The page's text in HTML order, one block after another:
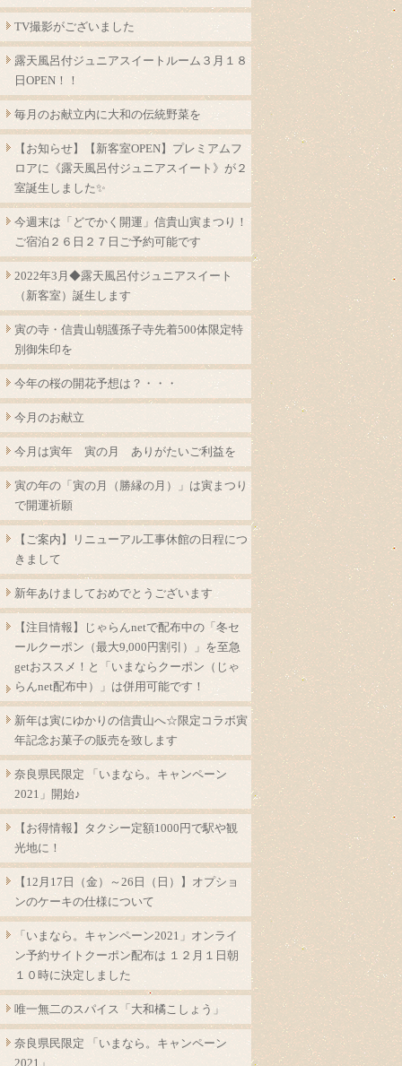
TV撮影がございました
露天風呂付ジュニアスイートルーム３月１８
日OPEN！！
毎月のお献立内に大和の伝統野菜を
【お知らせ】【新客室OPEN】プレミアムフ
ロアに《露天風呂付ジュニアスイート》が２
室誕生しました✨
今週末は「どでかく開運」信貴山寅まつり！
ご宿泊２６日２７日ご予約可能です
2022年3月◆露天風呂付ジュニアスイート
（新客室）誕生します
寅の寺・信貴山朝護孫子寺先着500体限定特
別御朱印を
今年の桜の開花予想は？・・・
今月のお献立
今月は寅年 寅の月 ありがたいご利益を
寅の年の「寅の月（勝縁の月）」は寅まつり
で開運祈願
【ご案内】リニューアル工事休館の日程につ
きまして
新年あけましておめでとうございます
【注目情報】じゃらんnetで配布中の「冬セ
ールクーポン（最大9,000円割引）」を至急
getおススメ！と「いまならクーポン（じゃ
らんnet配布中）」は併用可能です！
新年は寅にゆかりの信貴山へ☆限定コラボ寅
年記念お菓子の販売を致します
奈良県民限定 「いまなら。キャンペーン
2021」開始♪
【お得情報】タクシー定額1000円で駅や観
光地に！
【12月17日（金）～26日（日）】オプショ
ンのケーキの仕様について
「いまなら。キャンペーン2021」オンライ
ン予約サイトクーポン配布は １２月１日朝
１０時に決定しました
唯一無二のスパイス「大和橘こしょう」
奈良県民限定 「いまなら。キャンペーン
2021」